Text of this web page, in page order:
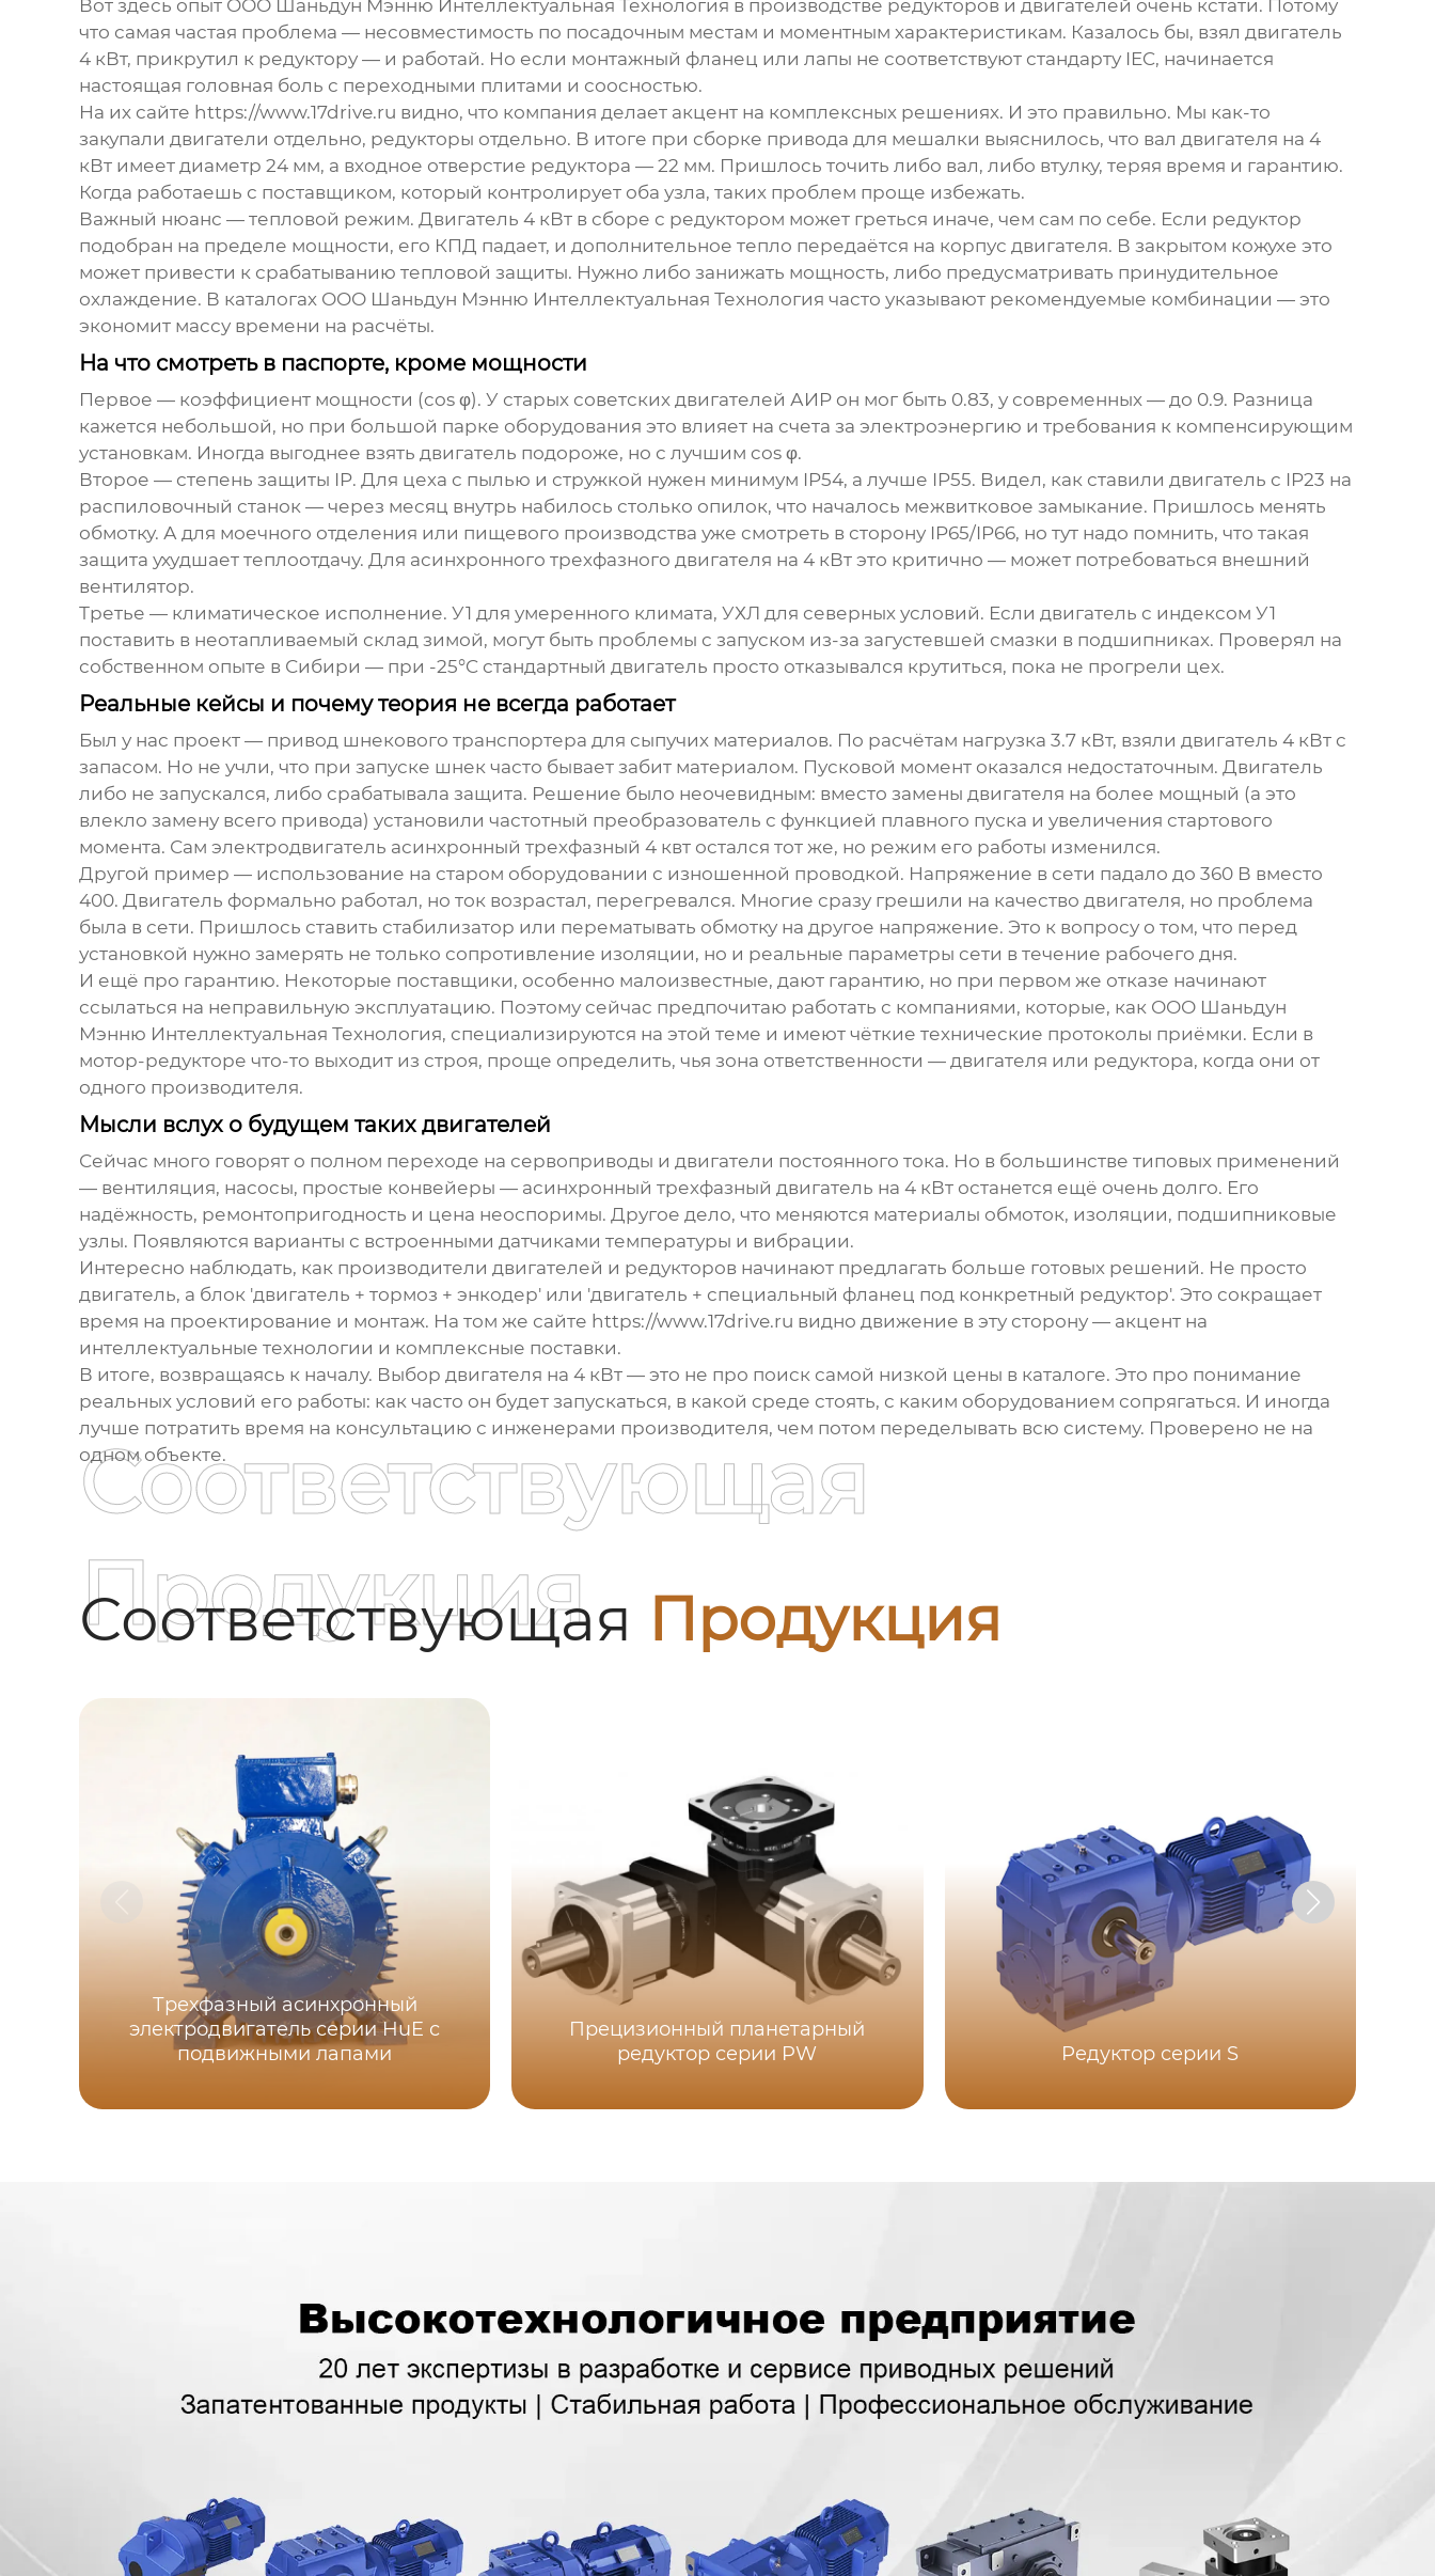
Вот здесь опыт ООО Шаньдун Мэнню Интеллектуальная Технология в производстве редукторов и двигателей очень кстати. Потому
что самая частая проблема — несовместимость по посадочным местам и моментным характеристикам. Казалось бы, взял двигатель
4 кВт, прикрутил к редуктору — и работай. Но если монтажный фланец или лапы не соответствуют стандарту IEC, начинается
настоящая головная боль с переходными плитами и соосностью.
На их сайте https://www.17drive.ru видно, что компания делает акцент на комплексных решениях. И это правильно. Мы как-то
закупали двигатели отдельно, редукторы отдельно. В итоге при сборке привода для мешалки выяснилось, что вал двигателя на 4
кВт имеет диаметр 24 мм, а входное отверстие редуктора — 22 мм. Пришлось точить либо вал, либо втулку, теряя время и гарантию.
Когда работаешь с поставщиком, который контролирует оба узла, таких проблем проще избежать.
Важный нюанс — тепловой режим. Двигатель 4 кВт в сборе с редуктором может греться иначе, чем сам по себе. Если редуктор
подобран на пределе мощности, его КПД падает, и дополнительное тепло передаётся на корпус двигателя. В закрытом кожухе это
может привести к срабатыванию тепловой защиты. Нужно либо занижать мощность, либо предусматривать принудительное
охлаждение. В каталогах ООО Шаньдун Мэнню Интеллектуальная Технология часто указывают рекомендуемые комбинации — это
экономит массу времени на расчёты.
На что смотреть в паспорте, кроме мощности
Первое — коэффициент мощности (cos φ). У старых советских двигателей АИР он мог быть 0.83, у современных — до 0.9. Разница
кажется небольшой, но при большой парке оборудования это влияет на счета за электроэнергию и требования к компенсирующим
установкам. Иногда выгоднее взять двигатель подороже, но с лучшим cos φ.
Второе — степень защиты IP. Для цеха с пылью и стружкой нужен минимум IP54, а лучше IP55. Видел, как ставили двигатель с IP23 на
распиловочный станок — через месяц внутрь набилось столько опилок, что началось межвитковое замыкание. Пришлось менять
обмотку. А для моечного отделения или пищевого производства уже смотреть в сторону IP65/IP66, но тут надо помнить, что такая
защита ухудшает теплоотдачу. Для асинхронного трехфазного двигателя на 4 кВт это критично — может потребоваться внешний
вентилятор.
Третье — климатическое исполнение. У1 для умеренного климата, УХЛ для северных условий. Если двигатель с индексом У1
поставить в неотапливаемый склад зимой, могут быть проблемы с запуском из-за загустевшей смазки в подшипниках. Проверял на
собственном опыте в Сибири — при -25°C стандартный двигатель просто отказывался крутиться, пока не прогрели цех.
Реальные кейсы и почему теория не всегда работает
Был у нас проект — привод шнекового транспортера для сыпучих материалов. По расчётам нагрузка 3.7 кВт, взяли двигатель 4 кВт с
запасом. Но не учли, что при запуске шнек часто бывает забит материалом. Пусковой момент оказался недостаточным. Двигатель
либо не запускался, либо срабатывала защита. Решение было неочевидным: вместо замены двигателя на более мощный (а это
влекло замену всего привода) установили частотный преобразователь с функцией плавного пуска и увеличения стартового
момента. Сам электродвигатель асинхронный трехфазный 4 квтостался тот же, но режим его работы изменился.
Другой пример — использование на старом оборудовании с изношенной проводкой. Напряжение в сети падало до 360 В вместо
400. Двигатель формально работал, но ток возрастал, перегревался. Многие сразу грешили на качество двигателя, но проблема
была в сети. Пришлось ставить стабилизатор или перематывать обмотку на другое напряжение. Это к вопросу о том, что перед
установкой нужно замерять не только сопротивление изоляции, но и реальные параметры сети в течение рабочего дня.
И ещё про гарантию. Некоторые поставщики, особенно малоизвестные, дают гарантию, но при первом же отказе начинают
ссылаться на неправильную эксплуатацию. Поэтому сейчас предпочитаю работать с компаниями, которые, как ООО Шаньдун
Мэнню Интеллектуальная Технология, специализируются на этой теме и имеют чёткие технические протоколы приёмки. Если в
мотор-редукторе что-то выходит из строя, проще определить, чья зона ответственности — двигателя или редуктора, когда они от
одного производителя.
Мысли вслух о будущем таких двигателей
Сейчас много говорят о полном переходе на сервоприводы и двигатели постоянного тока. Но в большинстве типовых применений
— вентиляция, насосы, простые конвейеры — асинхронный трехфазный двигатель на 4 кВт останется ещё очень долго. Его
надёжность, ремонтопригодность и цена неоспоримы. Другое дело, что меняются материалы обмоток, изоляции, подшипниковые
узлы. Появляются варианты с встроенными датчиками температуры и вибрации.
Интересно наблюдать, как производители двигателей и редукторов начинают предлагать больше готовых решений. Не просто
двигатель, а блок 'двигатель + тормоз + энкодер' или 'двигатель + специальный фланец под конкретный редуктор'. Это сокращает
время на проектирование и монтаж. На том же сайте https://www.17drive.ru видно движение в эту сторону — акцент на
интеллектуальные технологии и комплексные поставки.
В итоге, возвращаясь к началу. Выбор двигателя на 4 кВт — это не про поиск самой низкой цены в каталоге. Это про понимание
реальных условий его работы: как часто он будет запускаться, в какой среде стоять, с каким оборудованием сопрягаться. И иногда
лучше потратить время на консультацию с инженерами производителя, чем потом переделывать всю систему. Проверено не на
одном объекте.
Соответствующая Продукция
Соответствующая
Продукция
Трехфазный асинхронный
электродвигатель серии HuE с
подвижными лапами
Прецизионный планетарный
редуктор серии PW
Редуктор серии S